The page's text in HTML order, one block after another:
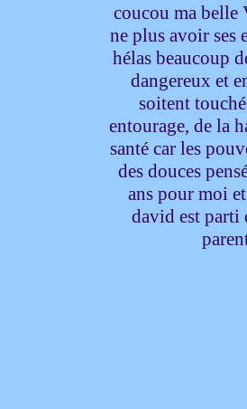
coucou ma belle
ne plus avoir ses
hélas beaucoup
dangereux et
soitent
entourage, de la
santé car les
des douces
ans pour moi
david est parti